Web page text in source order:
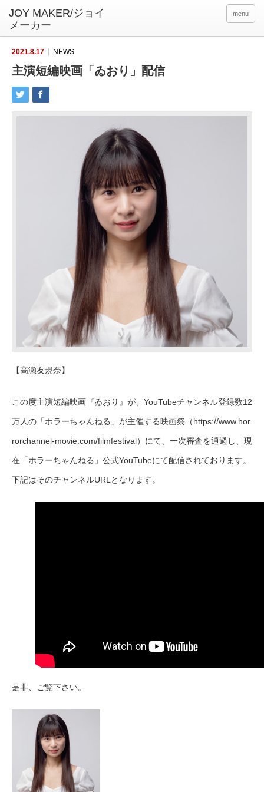
menu
2021.8.17 NEWS
主演短編映画「ゐおり」配信
【高瀬友規奈】
この度主演短編映画『ゐおり』が、YouTubeチャンネル登録数12
万人の「ホラーちゃんねる」が主催する映画祭（https://www.hor
rorchannel-movie.com/filmfestival）にて、一次審査を通過し、現
在「ホラーちゃんねる」公式YouTubeにて配信されております。
下記はそのチャンネルURLとなります。
是非、ご覧下さい。